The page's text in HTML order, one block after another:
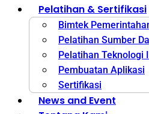
Pelatihan & Sertifikasi
Bimtek
Pelatihan Sumber
Pelatihan Teknologi
Pembuatan Aplikasi
Sertifikasi
News and Event